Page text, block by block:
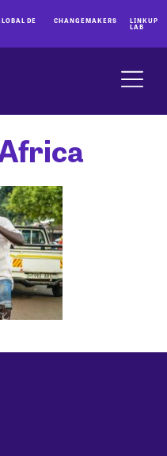
DE CHANGEMAKERS LINKUP
LAB